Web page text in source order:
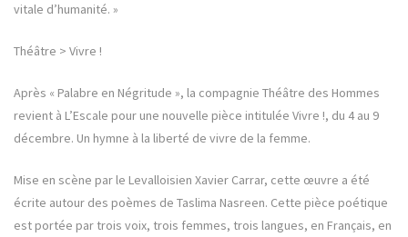
vitale d’humanité. »
Théâtre > Vivre !
Après « Palabre en Négritude », la compagnie Théâtre des Hommes
revient à L’Escale pour une nouvelle pièce intitulée Vivre !, du 4 au 9
décembre. Un hymne à la liberté de vivre de la femme.
Mise en scène par le Levalloisien Xavier Carrar, cette œuvre a été
écrite autour des poèmes de Taslima Nasreen. Cette pièce poétique
est portée par trois voix, trois femmes, trois langues, en Français, en